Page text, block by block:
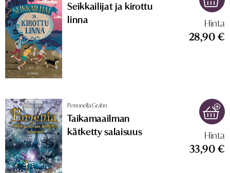
Hinta
28,90 €
Seikkailijat ja kirottu
linna
Hinta
33,90 €
Petronella Grahn
Taikamaailman
kätketty salaisuus